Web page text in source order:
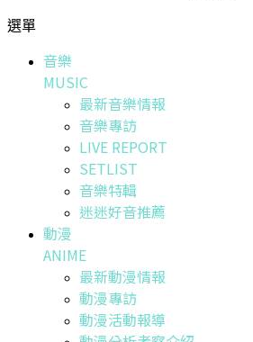
選單
音樂
MUSIC
最新音樂情報
音樂專訪
LIVE REPORT
SETLIST
音樂特輯
迷迷好音推薦
動漫
ANIME
最新動漫情報
動漫專訪
動漫活動報導